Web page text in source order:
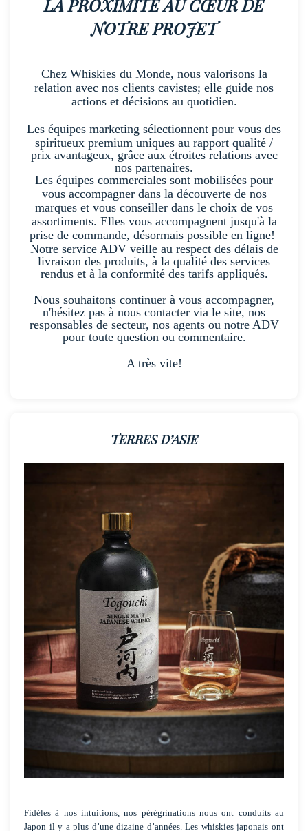
LA PROXIMITE AU CŒUR DE
NOTRE PROJET
Chez Whiskies du Monde, nous valorisons la
relation avec nos clients cavistes; elle guide nos
actions et décisions au quotidien.
Les équipes marketing sélectionnent pour vous
spiritueux premium uniques au rapport qualité /
prix avantageux, grâce aux étroitesrelations avec
nos partenaires.
Les équipes commercialessont mobilisées pour
vous accompagnerdans la découverte de nos
marques et vous conseiller dans le choix de vos
assortiments. Elles vous accompagnent jusqu'à la
prise de commande, désormais possible en ligne!
livraison des produits, à la qualité des services
rendus et à la conformité des tarifs appliqués.
Nous souhaitons continuer à vous accompagner,
responsables de secteur, nos agents ou notre ADV